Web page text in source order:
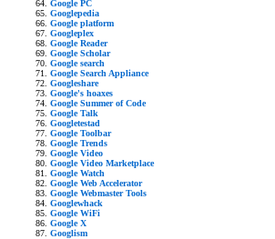
Google PC
Googlepedia
Google platform
Googleplex
Google Reader
Google Scholar
Google search
Google Search Appliance
Googleshare
Google's hoaxes
Google Summer of Code
Google Talk
Googletestad
Google Toolbar
Google Trends
Google Video
Google Video Marketplace
Google Watch
Google Web Accelerator
Google Webmaster Tools
Googlewhack
Google WiFi
Google X
Googlism